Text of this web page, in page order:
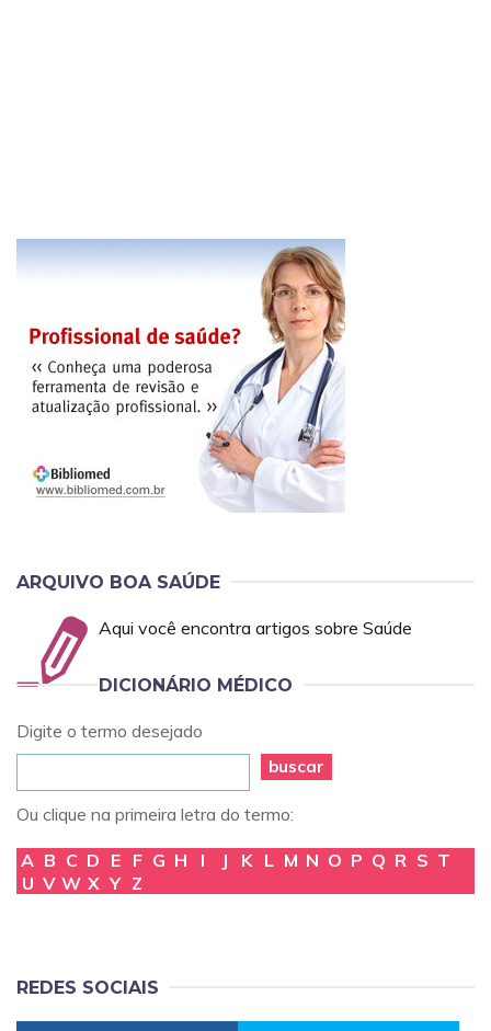
ARQUIVO BOA SAÚDE
Aqui você encontra artigos sobre Saúde
DICIONÁRIO MÉDICO
Digite o termo desejado
buscar
Ou clique na primeira letra do termo:
A B C D E F G H I J K L M N O P Q R S T
U V W X Y Z
REDES SOCIAIS